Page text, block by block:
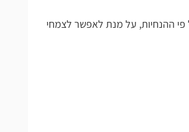
על מנת לאפשר לצמחי